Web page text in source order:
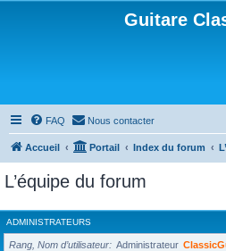
Guitare
FAQ Nous contacter
Accueil Portail Index du forum
L’équipe du forum
ADMINISTRATEURS
Rang, Nom d’utilisateur Administrateur